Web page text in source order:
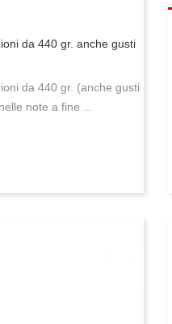
da 440 gr. anche gusti
da 440 gr. (anche gusti
note a fine ...